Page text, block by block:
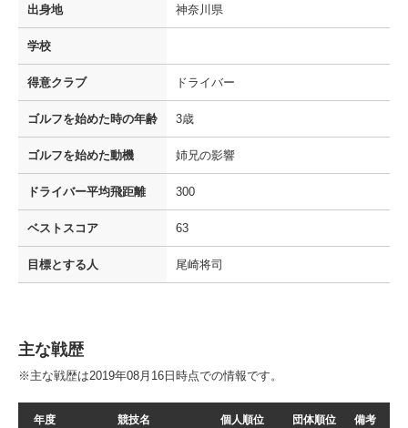
出身地 神奈川県
学校
得意クラブ ドライバー
ゴルフを始めた時の年齢 3歳
ゴルフを始めた動機 姉兄の影響
ドライバー平均飛距離 300
ベストスコア 63
目標とする人 尾崎将司
主な戦歴
※主な戦歴は2019年08月16日時点での情報です。
年度 競技名 個人順位 団体順位 備考